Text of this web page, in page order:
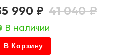
990 ₽ 41 040 ₽
В наличии
В Корзину